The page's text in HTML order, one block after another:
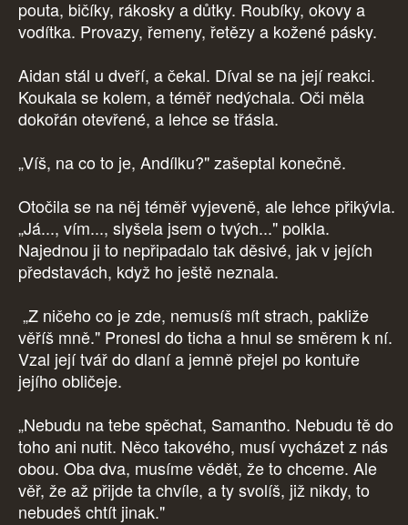
pouta, bičíky, rákosky a důtky. Roubíky, okovy a
vodítka. Provazy, řemeny, řetězy a kožené pásky.
Aidan stál u dveří, a čekal. Díval se na její reakci.
Koukala se kolem, a téměř nedýchala. Oči měla
dokořán otevřené, a lehce se třásla.
„Víš, na co to je, Andílku?" zašeptal konečně.
Otočila se na něj téměř vyjeveně, ale lehce přikývla.
„Já..., vím..., slyšela jsem o tvých..." polkla.
Najednou ji to nepřipadalo tak děsivé, jak v jejích
představách, když ho ještě neznala.
„Z ničeho co je zde, nemusíš mít strach, pakliže
věříš mně." Pronesl do ticha a hnul se směrem k ní.
Vzal její tvář do dlaní a jemně přejel po kontuře
jejího obličeje.
„Nebudu na tebe spěchat, Samantho. Nebudu tě do
toho ani nutit. Něco takového, musí vycházet z nás
obou. Oba dva, musíme vědět, že to chceme. Ale
věř, že až přijde ta chvíle, a ty svolíš, již nikdy, to
nebudeš chtít jinak."